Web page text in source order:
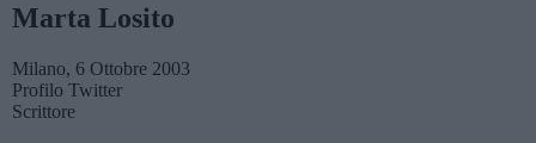
Marta Losito
Milano, 6 Ottobre 2003
Profilo Twitter
Scrittore